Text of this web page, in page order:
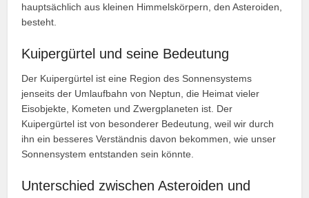
hauptsächlich aus kleinen Himmelskörpern, den Asteroiden,
besteht.
Kuipergürtel und seine Bedeutung
Der Kuipergürtel ist eine Region des Sonnensystems
jenseits der Umlaufbahn von Neptun, die Heimat vieler
Eisobjekte, Kometen und Zwergplaneten ist. Der
Kuipergürtel ist von besonderer Bedeutung, weil wir durch
ihn ein besseres Verständnis davon bekommen, wie unser
Sonnensystem entstanden sein könnte.
Unterschied zwischen Asteroiden und